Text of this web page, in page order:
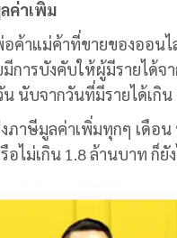
ค่าเพิ่ม
ค้าแม่ค้าที่ขายของออนไ
การบังคับให้ผู้มีรายได้จ
น นับจากวันที่มีรายได้เกิ
ภาษีมูลค่าเพิ่มทุกๆ เดือ
อไม่เกิน 1.8 ล้านบาท ก็